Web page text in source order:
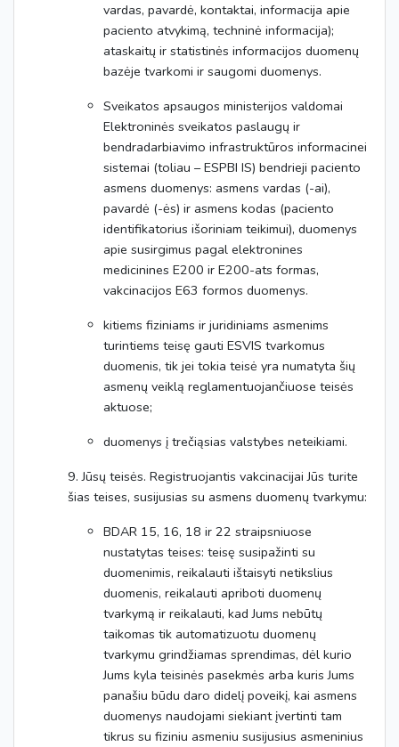
vardas, pavardė, kontaktai, informacija apie
paciento atvykimą, techninė informacija);
ataskaitų ir statistinės informacijos duomenų
bazėje tvarkomi ir saugomi duomenys.
Sveikatos apsaugos ministerijos valdomai
Elektroninės sveikatos paslaugų ir
bendradarbiavimo infrastruktūros informacinei
sistemai (toliau – ESPBI IS) bendrieji paciento
asmens duomenys: asmens vardas (-ai),
pavardė (-ės) ir asmens kodas (paciento
identifikatorius išoriniam teikimui), duomenys
apie susirgimus pagal elektronines
medicinines E200 ir E200-ats formas,
vakcinacijos E63 formos duomenys.
kitiems fiziniams ir juridiniams asmenims
turintiems teisę gauti ESVIS tvarkomus
duomenis, tik jei tokia teisė yra numatyta šių
asmenų veiklą reglamentuojančiuose teisės
aktuose;
duomenys į trečiąsias valstybes neteikiami.
9. Jūsų teisės. Registruojantis vakcinacijai Jūs turite
šias teises, susijusias su asmens duomenų tvarkymu:
BDAR 15, 16, 18 ir 22 straipsniuose
nustatytas teises: teisę susipažinti su
duomenimis, reikalauti ištaisyti netikslius
duomenis, reikalauti apriboti duomenų
tvarkymą ir reikalauti, kad Jums nebūtų
taikomas tik automatizuotu duomenų
tvarkymu grindžiamas sprendimas, dėl kurio
Jums kyla teisinės pasekmės arba kuris Jums
panašiu būdu daro didelį poveikį, kai asmens
duomenys naudojami siekiant įvertinti tam
tikrus su fiziniu asmeniu susijusius asmeninius